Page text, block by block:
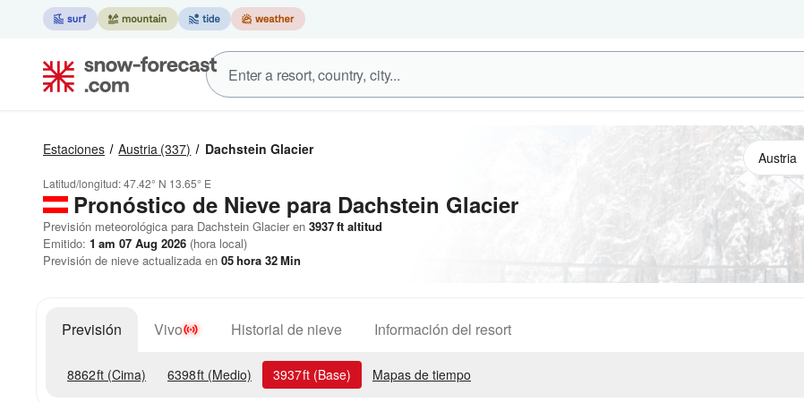
Estaciones Austria (337) Dachstein Glacier
Latitud/longitud:47.42° N 13.65° E
Pronóstico de Nieve para Dachstein Glacier
Previsión meteorológica para Dachstein Glacier en 3937ft altitud
Emitido: 1 am 07 Aug 2026 (hora local)
Previsión de nieve actualizada en 05hora 32Min
Previsión Vivo Historial de nieve Información del resort
8862ft (Cima) 6398ft (Medio) 3937ft (Base) Mapas de tiempo